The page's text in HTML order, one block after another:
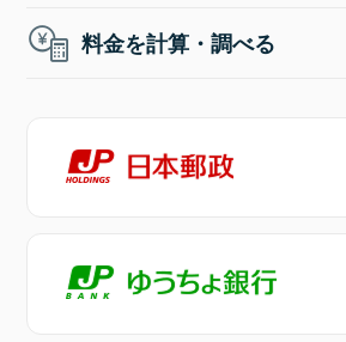
料金を計算・調べる